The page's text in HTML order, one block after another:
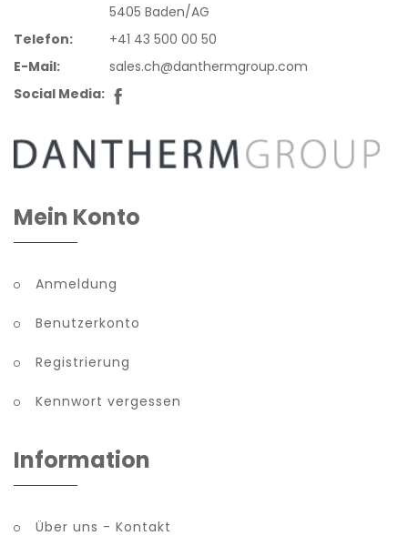
5405 Baden/AG
Telefon:
+41 43 500 00 50
E-Mail:
sales.ch@danthermgroup.com
Social Media:
Mein Konto
Anmeldung
Benutzerkonto
Registrierung
Kennwort vergessen
Information
Über uns - Kontakt